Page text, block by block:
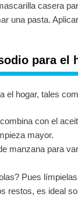
casera
una pasta.
para el
el hogar, tales
con el
mayor.
manzana para
Pues
restos, es ideal